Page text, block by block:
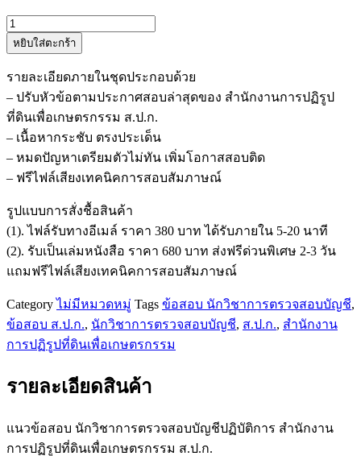
จำนวน
แนว
นัก
วิชาการ
ตรวจ
สอบ
บัญชี
ปฏิบัติ
การ
สำนักงาน
การ
ปฏิรูป
เพื่อ
เกษตรกรรม
ส.ป.ก.
หยิบใส่ตะกร้า
รายละเอียดภายในชุดประกอบด้วย
– ปรับหัวข้อตามประกาศสอบล่าสุดของ สำนักงานการปฏิรูป
ที่ดินเพื่อเกษตรกรรม ส.ป.ก.
– เนื้อหากระชับ ตรงประเด็น
– หมดปัญหาเตรียมตัวไม่ทัน เพิ่มโอกาสสอบติด
– ฟรีไฟล์เสียงเทคนิคการสอบสัมภาษณ์
รูปแบบการสั่งชื้อสินค้า
(1). ไฟล์รับทางอีเมล์ ราคา 380 บาท ได้รับภายใน 5-20 นาที
(2). รับเป็นเล่มหนังสือ ราคา 680 บาท ส่งฟรีด่วนพิเศษ 2-3 วัน
แถมฟรีไฟล์เสียงเทคนิคการสอบสัมภาษณ์
Category ไม่มีหมวดหมู่ Tags ข้อสอบ นักวิชาการตรวจสอบบัญชี,
ข้อสอบ ส.ป.ก., นักวิชาการตรวจสอบบัญชี, ส.ป.ก., สำนักงาน
การปฏิรูปที่ดินเพื่อเกษตรกรรม
รายละเอียดสินค้า
แนวข้อสอบ นักวิชาการตรวจสอบบัญชีปฏิบัติการ สำนักงาน
การปฏิรูปที่ดินเพื่อเกษตรกรรม ส.ป.ก.